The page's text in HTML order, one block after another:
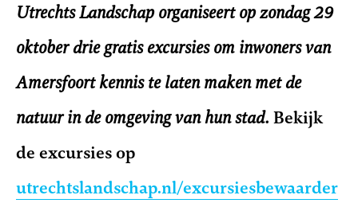
Utrechts Landschap organiseert op zondag 29
oktober drie gratis excursies om inwoners van
Amersfoort kennis te laten maken met de
natuur in de omgeving van hun stad. Bekijk
de excursies op
utrechtslandschap.nl/excursiesbewaarder